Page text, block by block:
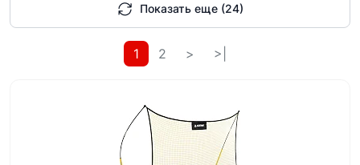
Показать еще (24)
1 2 > >|